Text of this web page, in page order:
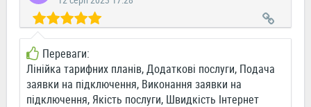
Переваги:
Лінійка тарифних планів, Додаткові послуги, Подача
заявки на підключення, Виконання заявки на
підключення, Якість послуги, Швидкість Інтернет